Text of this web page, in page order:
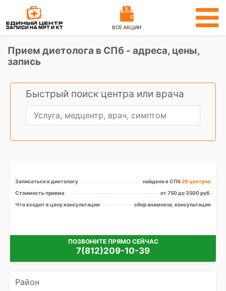
ВСЕ АКЦИИ
Прием диетолога в СПб - адреса, цены,
запись
Быстрый поиск центра или врача
Записаться к диетологу найдено в СПб26 центров
Стоимость приема
от 750 до 3500 руб.
Что входит в цену консультации
сбор анамнеза, консультация
ПОЗВОНИТЕ ПРЯМО СЕЙЧАС
7(812)209-10-39
Район